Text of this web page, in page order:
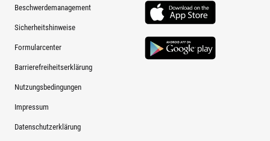
Beschwerdemanagement
Sicherheitshinweise
Formularcenter
Barrierefreiheitserklärung
Nutzungsbedingungen
Impressum
Datenschutzerklärung